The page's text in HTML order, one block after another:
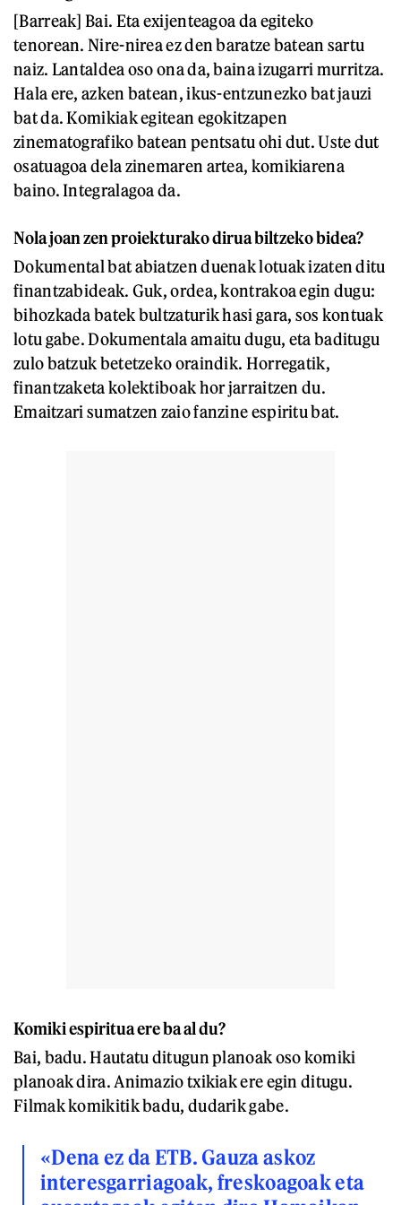
[Barreak] Bai. Eta exijenteagoa da egiteko
tenorean. Nire-nirea ez den baratze batean sartu
naiz. Lantaldea oso ona da, baina izugarri murritza.
Hala ere, azken batean, ikus-entzunezko bat jauzi
bat da. Komikiak egitean egokitzapen
zinematografiko batean pentsatu ohi dut. Uste dut
osatuagoa dela zinemaren artea, komikiarena
baino. Integralagoa da.
Nola joan zen proiekturako dirua biltzeko bidea?
Dokumental bat abiatzen duenak lotuak izaten ditu
finantzabideak. Guk, ordea, kontrakoa egin dugu:
bihozkada batek bultzaturik hasi gara, sos kontuak
lotu gabe. Dokumentala amaitu dugu, eta baditugu
zulo batzuk betetzeko oraindik. Horregatik,
finantzaketa kolektiboak hor jarraitzen du.
Emaitzari sumatzen zaio fanzine espiritu bat.
Komiki espiritua ere ba al du?
Bai, badu. Hautatu ditugun planoak oso komiki
planoak dira. Animazio txikiak ere egin ditugu.
Filmak komikitik badu, dudarik gabe.
«Dena ez da ETB. Gauza askoz
interesgarriagoak, freskoagoak eta